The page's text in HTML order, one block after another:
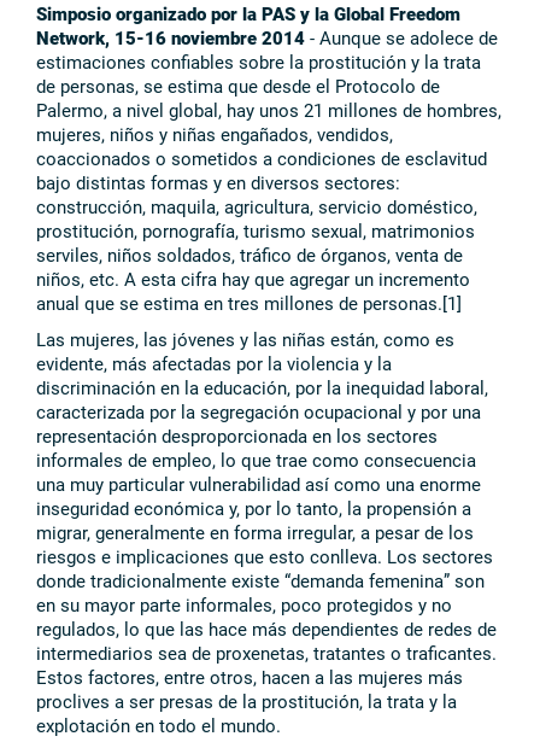
Simposio organizado por la PAS y la Global Freedom
Network, 15-16 noviembre 2014 - Aunque se adolece de
estimaciones confiables sobre la prostitución y la trata
de personas, se estima que desde el Protocolo de
Palermo, a nivel global, hay unos 21 millones de hombres,
mujeres, niños y niñas engañados, vendidos,
coaccionados o sometidos a condiciones de esclavitud
bajo distintas formas y en diversos sectores:
construcción, maquila, agricultura, servicio doméstico,
prostitución, pornografía, turismo sexual, matrimonios
serviles, niños soldados, tráfico de órganos, venta de
niños, etc. A esta cifra hay que agregar un incremento
anual que se estima en tres millones de personas.[1]
Las mujeres, las jóvenes y las niñas están, como es
evidente, más afectadas por la violencia y la
discriminación en la educación, por la inequidad laboral,
caracterizada por la segregación ocupacional y por una
representación desproporcionada en los sectores
informales de empleo, lo que trae como consecuencia
una muy particular vulnerabilidad así como una enorme
inseguridad económica y, por lo tanto, la propensión a
migrar, generalmente en forma irregular, a pesar de los
riesgos e implicaciones que esto conlleva. Los sectores
donde tradicionalmente existe “demanda femenina” son
en su mayor parte informales, poco protegidos y no
regulados, lo que las hace más dependientes de redes de
intermediarios sea de proxenetas, tratantes o traficantes.
Estos factores, entre otros, hacen a las mujeres más
proclives a ser presas de la prostitución, la trata y la
explotación en todo el mundo.